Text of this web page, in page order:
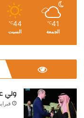
41
℃
الجمعة
44
℃
السبت
ولي
فبراير 9, 2026